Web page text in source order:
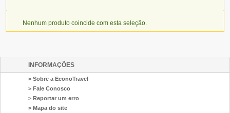
Nenhum produto coincide com esta seleção.
INFORMAÇÕES
> Sobre a EconoTravel
> Fale Conosco
> Reportar um erro
> Mapa do site